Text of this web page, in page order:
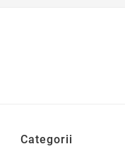
Categorii